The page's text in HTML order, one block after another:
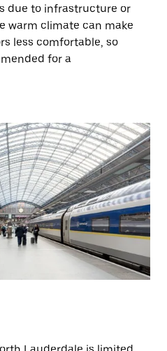
due to infrastructure or
warm climate can make
less comfortable, so
for a